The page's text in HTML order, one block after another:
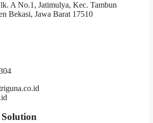
A No.1, Jatimulya, Kec. Tambun
Bekasi, Jawa Barat 17510
Solution